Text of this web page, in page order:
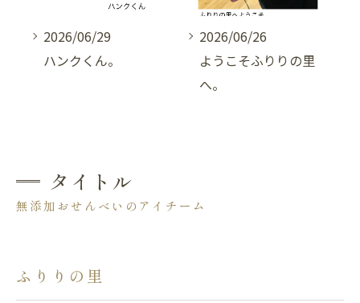
2026/06/29
ハンクくん。
2026/06/26
ようこそふりりの里
へ。
タイトル
無添加おせんべいのアイチーム
ふりりの里